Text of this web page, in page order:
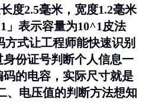
度2.5毫米，宽度1.2毫米
」表示容量为10^1皮法
方式让工程师能快速识别
份证号判断个人信息一
码的电容，实际尺寸就是
、电压值的判断方法想知